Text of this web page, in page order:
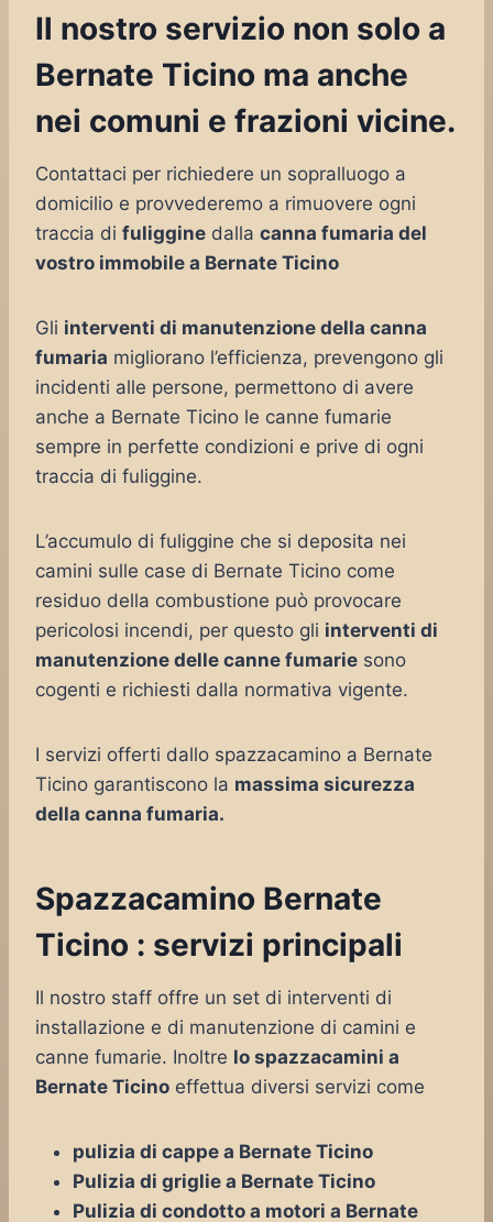
Il nostro servizio non solo a
Bernate Ticino ma anche
nei comuni e frazioni vicine.
Contattaci per richiedere un sopralluogo a
domicilio e provvederemo a rimuovere ogni
traccia di fuliggine dalla canna fumaria del
vostro immobile a Bernate Ticino
Gli interventi di manutenzione della canna
fumaria migliorano l’efficienza, prevengono gli
incidenti alle persone, permettono di avere
anche a Bernate Ticino le canne fumarie
sempre in perfette condizioni e prive di ogni
traccia di fuliggine.
L’accumulo di fuliggine che si deposita nei
camini sulle case di Bernate Ticino come
residuo della combustione può provocare
pericolosi incendi, per questo gli interventi di
manutenzione delle canne fumarie sono
cogenti e richiesti dalla normativa vigente.
I servizi offerti dallo spazzacamino a Bernate
Ticino garantiscono la massima sicurezza
della canna fumaria.
Spazzacamino Bernate
Ticino : servizi principali
Il nostro staff offre un set di interventi di
installazione e di manutenzione di camini e
canne fumarie. Inoltre lo spazzacamini a
Bernate Ticino effettua diversi servizi come
pulizia di cappe a Bernate Ticino
Pulizia di griglie a Bernate Ticino
Pulizia di condotto a motori a Bernate